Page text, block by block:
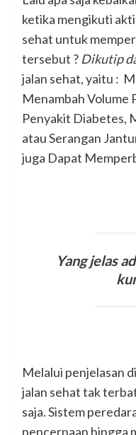
ketika mengikuti
sehat untuk
tersebut ?Dikutip
jalan sehat, yaitu :
Menambah Volume
Penyakit Diabetes,
atau Serangan
juga Dapat
Yang jelas
Melalui penjelasan
jalan sehat tak
saja. Sistem
pencernaan hingga